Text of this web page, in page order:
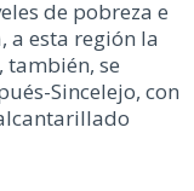
de pobreza e
a esta región la
se
Sincelejo, con